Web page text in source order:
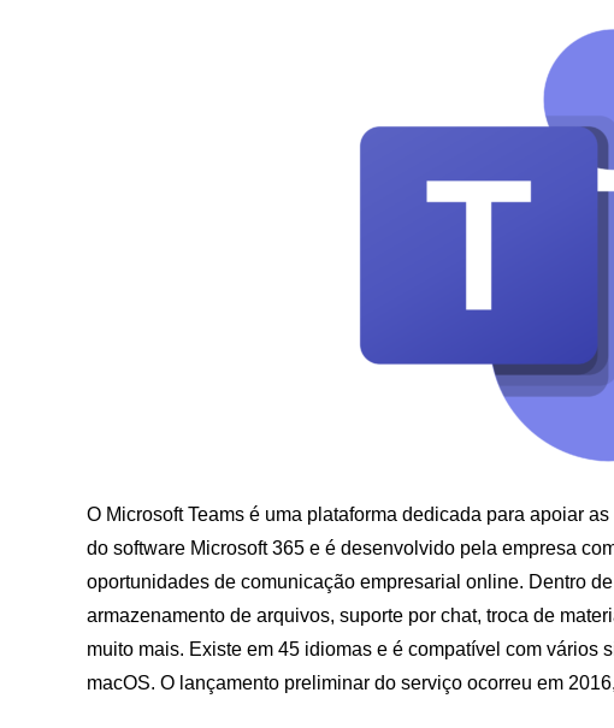
O Microsoft Teams é uma plataforma dedicada para apoiar
do software Microsoft 365 e é desenvolvido pela empresa
oportunidades de comunicação empresarial online. Dentro
armazenamento de arquivos, suporte por chat, troca de
muito mais. Existe em 45 idiomas e é compatível com vários
macOS. O lançamento preliminar do serviço ocorreu em